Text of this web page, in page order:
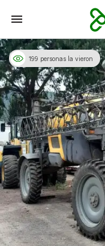
199 personas la vieron